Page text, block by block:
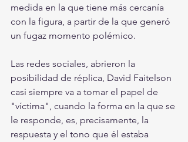
medida en la que tiene más cercanía
con la figura, a partir de la que generó
un fugaz momento polémico.
Las redes sociales, abrieron la
posibilidad de réplica, David Faitelson
casi siempre va a tomar el papel de
"víctima", cuando la forma en la que se
le responde, es, precisamente, la
respuesta y el tono que él estaba